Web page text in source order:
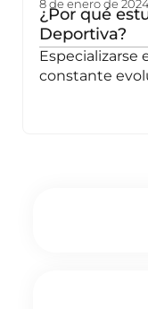
8 de enero de
¿Por qué
Deportiva?
Especializarse
constante